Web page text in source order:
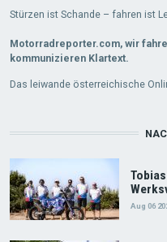
Stürzen ist Schande – fahren ist
Motorradreporter.com, wir
kommunizieren Klartext.
Das leiwande österreichische
Aug 06